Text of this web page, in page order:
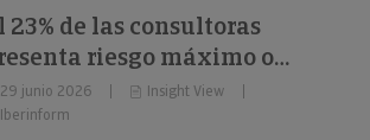
23% de las consultoras
riesgo máximo o
de impago
29 junio 2026
Insight View
Iberinform